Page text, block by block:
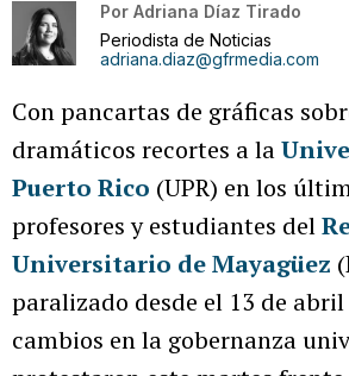
Por Adriana Díaz Tirado
Periodista de Noticias
adriana.diaz@gfrmedia.com
Con pancartas de gráficas
dramáticos recortes a la
Puerto Rico (UPR) en los
profesores y estudiantes del
Universitario de Mayagüez
paralizado desde el 13 de abril
cambios en la gobernanza